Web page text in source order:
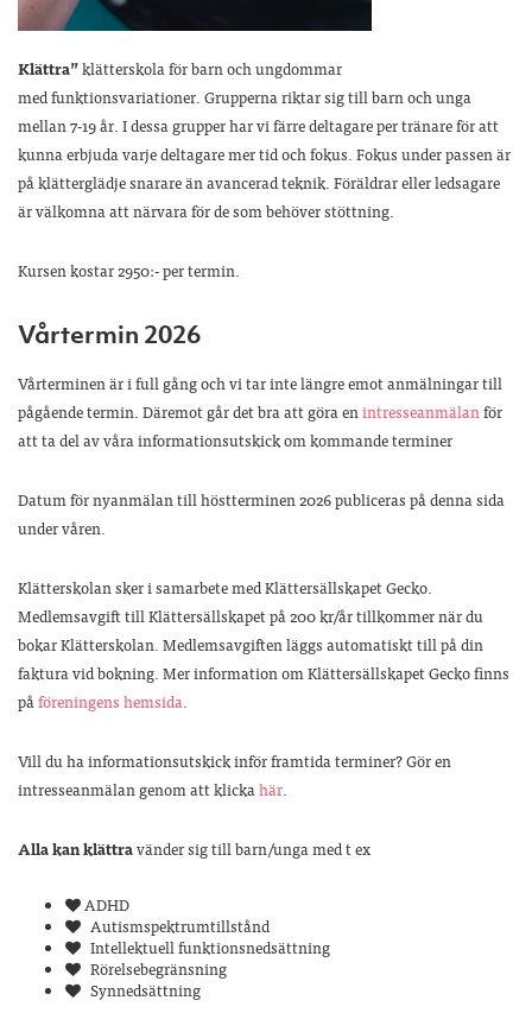
Klättra”klätterskola för barn och ungdommar
med funktionsvariationer. Grupperna riktar sig till barn och unga
mellan 7-19 år. I dessa grupper har vi färre deltagare per tränare för att
kunna erbjuda varje deltagare mer tid och fokus. Fokus under passen är
på klätterglädje snarare än avancerad teknik. Föräldrar eller ledsagare
är välkomna att närvara för de som behöver stöttning.
Kursen kostar 2950:- per termin.
Vårtermin 2026
Vårterminen är i full gång och vi tar inte längre emot anmälningar till
pågående termin. Däremot går det bra att göra enintresseanmälanför
att ta del av våra informationsutskick om kommande terminer
Datum för nyanmälan till höstterminen 2026 publiceras på denna sida
under våren.
Klätterskolan sker i samarbete med Klättersällskapet Gecko.
Medlemsavgift till Klättersällskapet på 200 kr/år tillkommer när du
bokar Klätterskolan. Medlemsavgiften läggs automatiskt till på din
faktura vid bokning. Mer information om Klättersällskapet Gecko finns
påföreningens hemsida.
Vill du ha informationsutskick inför framtida terminer? Gör en
intresseanmälan genom att klickahär.
Alla kan klättravänder sig till barn/unga med t ex
ADHD
Autismspektrumtillstånd
Intellektuell funktionsnedsättning
Rörelsebegränsning
Synnedsättning